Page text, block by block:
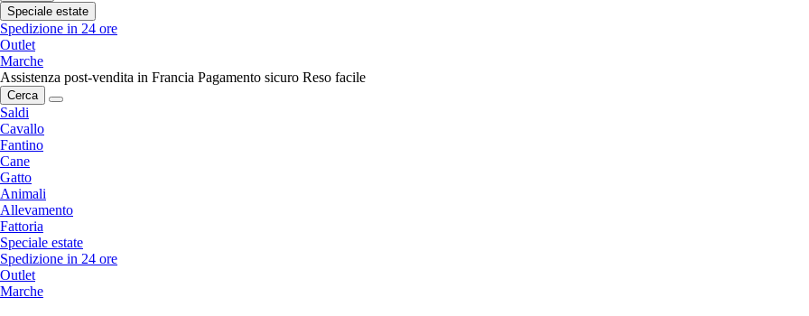
Speciale estate
Spedizione in 24 ore
Outlet
Marche
Assistenza post-vendita in Francia Pagamento sicuro Reso facile
Cerca
Saldi
Cavallo
Fantino
Cane
Gatto
Animali
Allevamento
Fattoria
Speciale estate
Spedizione in 24 ore
Outlet
Marche